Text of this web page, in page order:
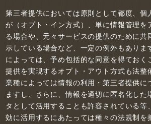
第三者提供においては原則として都度、個
が（オプト・イン方式）、単に情報管理を
る場合や、元々サービスの提供のために共
示している場合など、一定の例外もありま
によっては、予め包括的な同意を得ておく
提供を実現するオプト・アウト方式も法整
業種によっては情報の利用・第三者提供に
ますし、さらに、情報を適切に匿名化した
タとして活用することも許容されている等
効に活用するにあたっては種々の法規制を